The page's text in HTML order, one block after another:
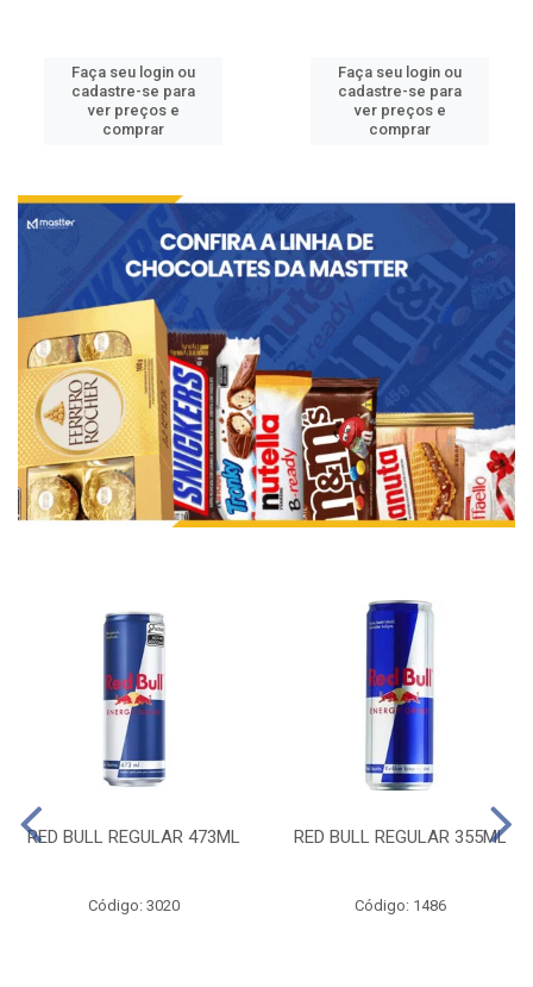
Faça seu login ou
cadastre-se para
ver preços e
comprar
Faça seu login ou
cadastre-se para
ver preços e
comprar
RED BULL REGULAR 473ML
Código: 3020
RED BULL REGULAR 355ML
Código: 1486